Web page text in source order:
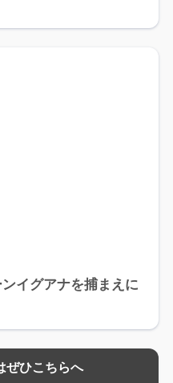
イグアナを捕まえに
ぜひこちらへ